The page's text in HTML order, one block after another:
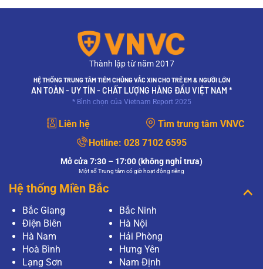
Thành lập từ năm 2017
HỆ THỐNG TRUNG TÂM TIÊM CHỦNG VẮC XIN CHO TRẺ EM & NGƯỜI LỚN
AN TOÀN - UY TÍN - CHẤT LƯỢNG HÀNG ĐẦU VIỆT NAM *
* Bình chọn của Vietnam Report 2025
Liên hệ
Tìm trung tâm VNVC
Hotline: 028 7102 6595
Mở cửa 7:30 – 17:00 (không nghỉ trưa)
Một số Trung tâm có giờ hoạt động riêng
Hệ thống Miền Bắc
Bắc Giang
Bắc Ninh
Điện Biên
Hà Nội
Hà Nam
Hải Phòng
Hoà Bình
Hưng Yên
Lạng Sơn
Nam Định